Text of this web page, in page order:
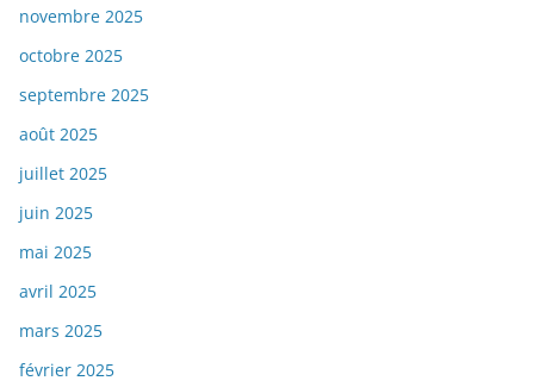
novembre 2025
octobre 2025
septembre 2025
août 2025
juillet 2025
juin 2025
mai 2025
avril 2025
mars 2025
février 2025